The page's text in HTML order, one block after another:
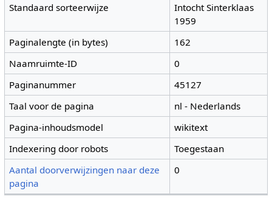
Standaard sorteerwijze
Intocht Sinterklaas
1959
Paginalengte (in bytes)
162
Naamruimte-ID
0
Paginanummer
45127
Taal voor de pagina
nl - Nederlands
Pagina-inhoudsmodel
wikitext
Indexering door robots
Toegestaan
Aantal doorverwijzingen naar deze
pagina
0